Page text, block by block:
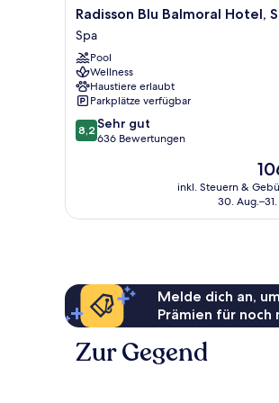
Radisson
Blu
Balmoral
Hotel,
Spa
Spa
Radisson Blu Balmoral Hotel,
Spa
Pool
Wellness
Haustiere erlaubt
Parkplätze verfügbar
8.2
von
Bewertungen
8,2 Sehr gut
636 Bewertungen
Der
inkl. Steuern &
30.
Melde dich an,
Prämien für
Zur Gegend